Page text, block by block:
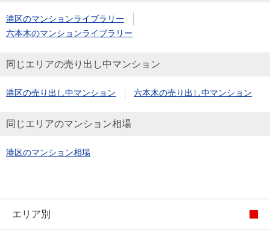
港区のマンションライブラリー
六本木のマンションライブラリー
同じエリアの売り出し中マンション
港区の売り出し中マンション 六本木の売り出し中マンション
同じエリアのマンション相場
港区のマンション相場
エリア別